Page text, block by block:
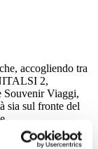
accogliendo tra
2,
Souvenir Viaggi,
sia sul fronte del